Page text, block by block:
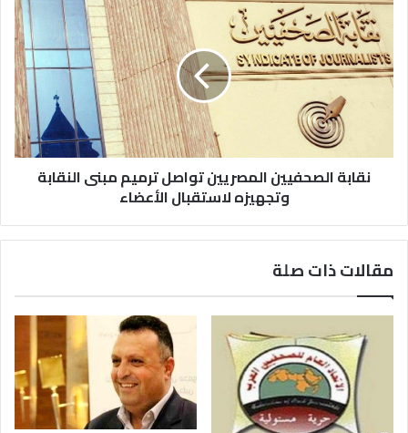
نقابة الصحفيين المصريين تواصل ترميم مبنى النقابة
وتجهيزه لاستقبال الأعضاء
مقالات ذات صلة